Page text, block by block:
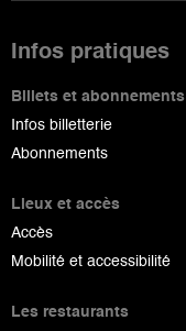
Infos pratiques
Billets et abonnements
Infos billetterie
Abonnements
Lieux et accès
Accès
Mobilité et accessibilité
Les restaurants